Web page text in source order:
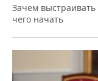
Зачем выстраивать
чего начать